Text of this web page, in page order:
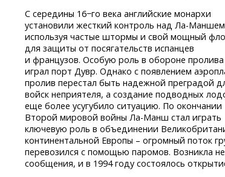
С середины 16−го века английские монархи
установили жесткий контроль над Ла-
используя частые штормы и свой мощный
для защиты от посягательств испанцев
и французов. Особую роль в обороне пролива
играл порт Дувр. Однако с появлением
пролив перестал быть надежной преградой
войск неприятеля, а создание подводных
еще более усугубило ситуацию. По окончании
Второй мировой войны Ла-Манш стал играть
ключевую роль в объединении
континентальной Европы – огромный поток
перевозился с помощью паромов. Возникла
сообщения, и в 1994 году состоялось